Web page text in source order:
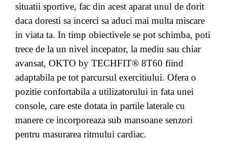
situatii sportive, fac din acest aparat unul de dorit
daca doresti sa incerci sa aduci mai multa miscare
in viata ta. In timp obiectivele se pot schimba, poti
trece de la un nivel incepator, la mediu sau chiar
avansat, OKTO by TECHFIT® 8T60 fiind
adaptabila pe tot parcursul exercitiului. Ofera o
pozitie confortabila a utilizatorului in fata unei
console, care este dotata in partile laterale cu
manere ce incorporeaza sub mansoane senzori
pentru masurarea ritmului cardiac.